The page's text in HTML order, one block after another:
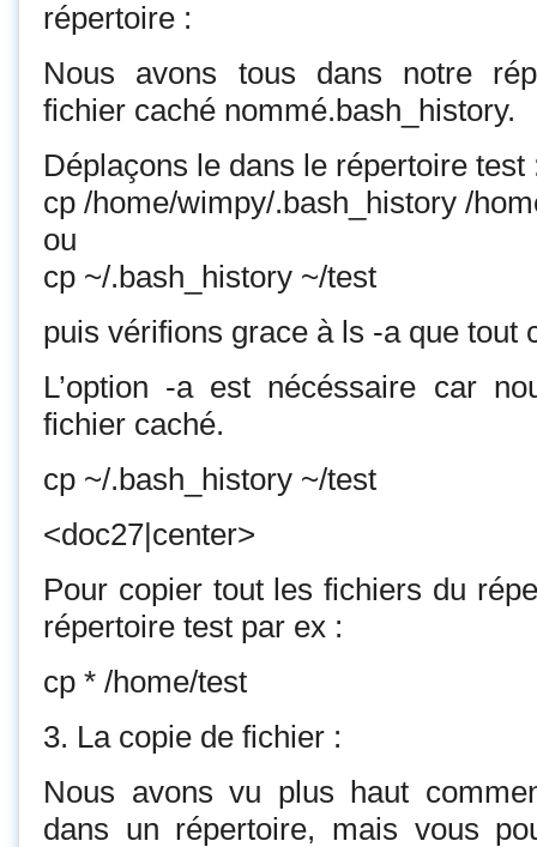
répertoire :
Nous avons tous dans notre
fichier caché nommé.bash_history.
Déplaçons le dans le répertoire test
cp /home/wimpy/.bash_history /
ou
cp ~/.bash_history ~/test
puis vérifions grace à ls -a que tout
L’option -a est nécéssaire car
fichier caché.
cp ~/.bash_history ~/test
<doc27|center>
Pour copier tout les fichiers du
répertoire test par ex :
cp * /home/test
3. La copie de fichier :
Nous avons vu plus haut
dans un répertoire, mais vous